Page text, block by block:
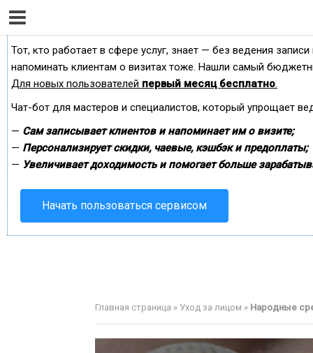
Сервис онлайн-записи на собственном Telegram-
Тот, кто работает в сфере услуг, знает — без ведения
напоминать клиентам о визитах тоже. Нашли самый
Для новых пользователей первый месяц бесплатно.
Чат-бот для мастеров и специалистов, который упрощает
— Сам записывает клиентов и напоминает им о визите;
— Персонализирует скидки, чаевые, кэшбэк и предоплаты;
— Увеличивает доходимость и помогает больше
Начать пользоваться сервисом
Главная страница » Уход за лицом » Народные